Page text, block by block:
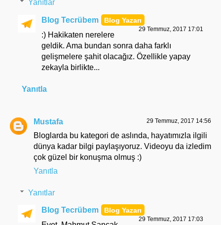
Yanıtlar
Blog Tecrübem
29 Temmuz, 2017 17:01
:) Hakikaten nerelere
geldik. Ama bundan sonra daha farklı
gelişmelere şahit olacağız. Özellikle yapay
zekayla birlikte...
Yanıtla
Mustafa 29 Temmuz, 2017 14:56
Bloglarda bu kategori de aslında, hayatımızla ilgili
dünya kadar bilgi paylaşıyoruz. Videoyu da izledim
çok güzel bir konuşma olmuş :)
Yanıtla
Yanıtlar
Blog Tecrübem
29 Temmuz, 2017 17:03